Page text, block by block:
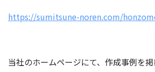
https://sumitsune-noren.com/
当社のホームページにて、作成事例を掲